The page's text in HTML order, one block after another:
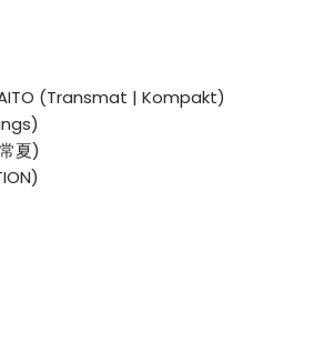
(Transmat | Kompakt)
夏)